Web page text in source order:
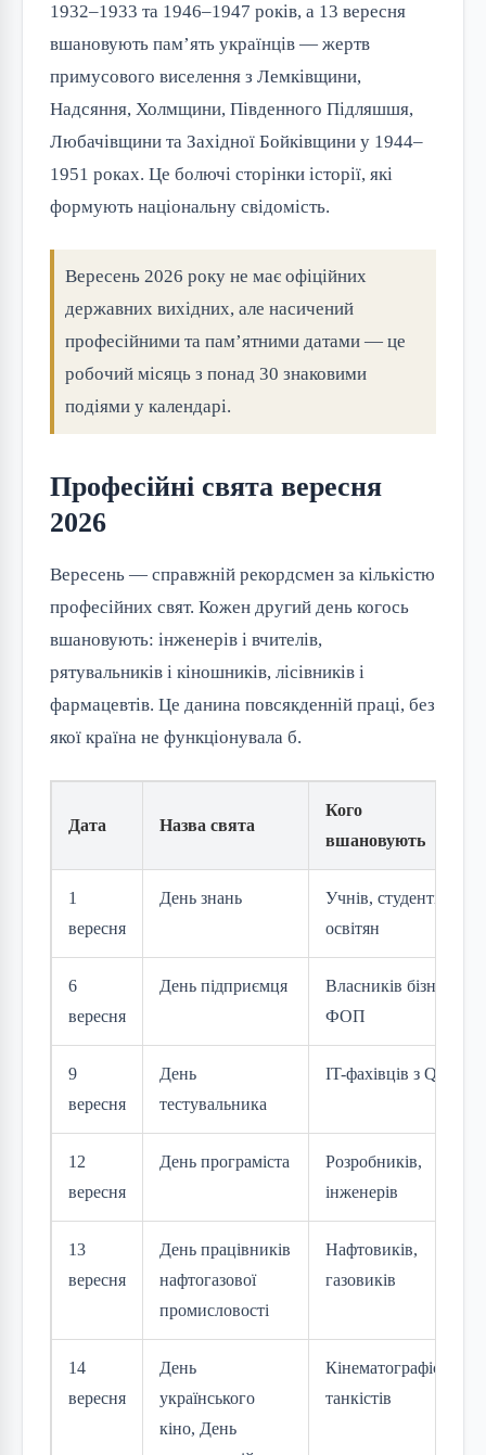
1932–1933 та 1946–1947 років, а 13 вересня
вшановують пам’ять українців — жертв
примусового виселення з Лемківщини,
Надсяння, Холмщини, Південного Підляшшя,
Любачівщини та Західної Бойківщини у 1944–
1951 роках. Це болючі сторінки історії, які
формують національну свідомість.
Вересень 2026 року не має офіційних
державних вихідних, але насичений
професійними та пам’ятними датами — це
робочий місяць з понад 30 знаковими
подіями у календарі.
Професійні свята вересня
2026
Вересень — справжній рекордсмен за кількістю
професійних свят. Кожен другий день когось
вшановують: інженерів і вчителів,
рятувальників і кіношників, лісівників і
фармацевтів. Це данина повсякденній праці, без
якої країна не функціонувала б.
Дата Назва свята
Кого
вшановують
1
вересня
День знань
Учнів, студентів,
освітян
6
вересня
День підприємця
Власників бізнесу,
ФОП
9
вересня
День
тестувальника
IT-фахівців з QA
12
вересня
День програміста
Розробників,
інженерів
13
вересня
День працівників
нафтогазової
промисловості
Нафтовиків,
газовиків
14
вересня
День
українського
кіно, День
Кінематографістів,
танкістів